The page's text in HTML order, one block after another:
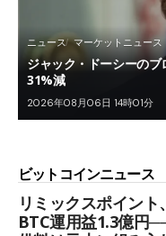
ニュース マーケットニュース
ジャック・ドーシーの
31%減
2026年08月06日 14時01分
ビットコインニュース
リミックスポイント、
BTC運用益1.3億円